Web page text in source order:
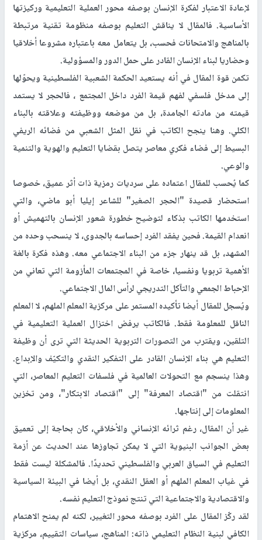
لإعادة الاعتبار لفكرة الإنسان بوصفه محور العملية التعليمية وركيزتها
الأساسية. فالمقال لا يناقش التعليم بوصفه منظومة تقنية مرتبطة
بالمناهج والامتحانات فحسب، بل يتعامل معه باعتباره مشروعا أخلاقيا
وحضاريا لبناء الإنسان القادر على حمل الدور والمسؤولية.
تكمن قوة المقال في أنه يستعيد الحكمة الشعبية الفلسطينية ويحوّلها
إلى مدخل فلسفي لفهم قيمة الفرد داخل المجتمع ، فالحجر لا يستمد
قيمته من مادته الجامدة، بل من موضعه ووظيفته وعلاقته بالبناء
الكلي. وهنا ينجح الكاتب في نقل المثل الشعبي من فضائه الريفي
البسيط إلى فضاء فكري معاصر يتصل بقضايا التعليم والهوية والتنمية
والوعي.
كما يُحسب للمقال اعتماده على سرديات رمزية ذات أثر عميق، خصوصا
استحضار قصيدة "الحجر الصغير" للشاعر إيليا أبو ماضي، والتي
استخدمها الكاتب بذكاء لتوضيح خطورة شعور الإنسان بالتهميش أو
انعدام القيمة. فحين يفقد الفرد إحساسه بالجدوى، لا ينسحب وحده من
المشهد، بل قد ينهار جزء من البناء الاجتماعي معه. وهذه فكرة بالغة
الأهمية تربويا ونفسيا، خاصة في المجتمعات المأزومة التي تعاني من
الإحباط الجمعي والتآكل التدريجي لرأس المال الاجتماعي.
ويُسجل للمقال أيضا تأكيده المستمر على مركزية المعلم الملهم، لا المعلم
الناقل للمعلومة فقط. فالكاتب يرفض اختزال العملية التعليمية في
التلقين، ويقترب من التصورات التربوية الحديثة التي ترى أن وظيفة
التعليم هي بناء الإنسان القادر على التفكير النقدي والتكيّف والإبداع.
وهذا ينسجم مع التحولات العالمية في فلسفات التعليم المعاصر، التي
انتقلت من "اقتصاد المعرفة" إلى "اقتصاد الابتكار"، ومن تخزين
المعلومات إلى إنتاجها.
غير أن المقال، رغم ثرائه الإنساني والأخلاقي، كان بحاجة إلى تعميق
بعض الجوانب البنيوية التي لا يمكن تجاوزها عند الحديث عن أزمة
التعليم في السياق العربي والفلسطيني تحديدًا. فالمشكلة ليست فقط
في غياب المعلم الملهم أو العقل النقدي، بل أيضا في البيئة السياسية
والاقتصادية والاجتماعية التي تنتج نموذج التعليم نفسه.
لقد ركّز المقال على الفرد بوصفه محور التغيير، لكنه لم يمنح الاهتمام
الكافي لبنية النظام التعليمي ذاته: المناهج، سياسات التقييم، مركزية